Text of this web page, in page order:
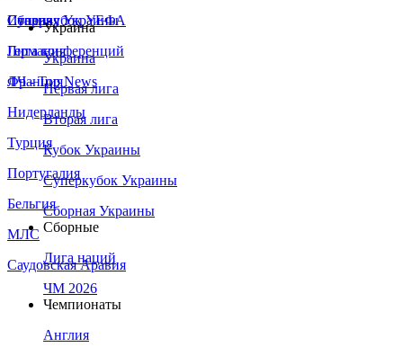
Сборная Украины
Италия
Германия
Франция
Нидерланды
Турция
Португалия
Бельгия
МЛС
Саудовская Аравия
Суперкубок УЕФА
Лига конференций
ЛЧ - Top News
Украина
Украина
Первая лига
Вторая лига
Кубок Украины
Суперкубок Украины
Сборная Украины
Сборные
Лига наций
ЧМ 2026
Чемпионаты
Англия